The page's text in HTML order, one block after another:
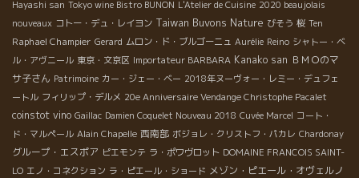
Hayashi san Tokyo wine Bistro BUNON L'Atelier de Cuisine 2020 beaujolais
nouveaux コトー・デュ・レイヨン Taiwan Buvons Nature びそう 桜 Ten
Raphael Champier Gerard ムロン・ド・ブルゴーニュ Aurélie Reino シャトー・ベ
ル・アヴニール 東京・文京区 Importateur BARBARA Kanako san ＢＭＯのマ
サ子さん Patrimoine カー・ジェー・ベー 2018年ヌーヴォー・レミー・デュフェ
ートル フィリップ・デルメ 20e Anniversaire Vendange Christophe Pacalet
coinstot vino Gaillac Damien Coquelet Nouveau 2018 Cuvée Marcel コート・
ド・マルペール Alain Chapelle 西南部 ボジョレ・クリストフ・パカレ Chardonay
グループ・エスポア ピエモンテ ラ・ポワヴロット DOMAINE FRANCOIS SAINT-
LO エノ・コネクション ラ・ピエール・ショード メゾン・ピエール・オヴェルノ